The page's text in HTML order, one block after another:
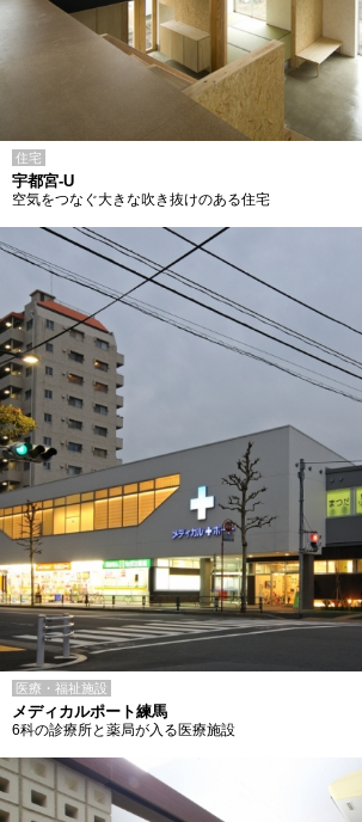
住宅
宇都宮-U
空気をつなぐ大きな吹き抜けのある住宅
医療・福祉施設
メディカルポート練馬
6科の診療所と薬局が入る医療施設